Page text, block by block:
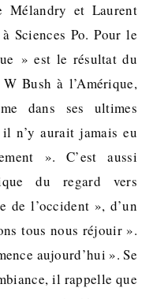
Mélandry et Laurent
Sciences Po. Pour le
» est le résultat du
Bush à l’Amérique,
dans ses ultimes
n’y aurait jamais eu
». C’est aussi
du regard vers
de l’occident », d’un
tous nous réjouir ».
aujourd’hui ». Se
il rappelle que